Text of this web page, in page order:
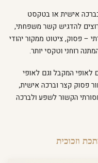
אישית או בטקסט
להדגיש קשר משפחתי,
– פסוק, ציטוט ממקור יהודי
רוחני וטקסי יותר.
המקבל וגם לאופי
פסוק קצר וברכה אישית,
הקשור לשפע ולברכה
וזכוכית